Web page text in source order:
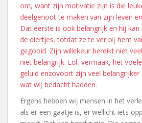
om, want zijn motivatie zijn is die
deelgenoot te maken van zijn leven
Dat eerste is ook belangrijk en hij
de diertjes, totdat ze te ver bij hem
gegooid. Zijn willekeur bereikt niet
niet belangrijk. Lol, vermaak, het
geluid enzovoort zijn veel
wat wij bedacht hadden.
Ergens hebben wij mensen in het
als er een gaatje is, er wellicht iets